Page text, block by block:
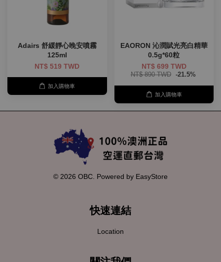
Adairs 舒緩靜心晚安噴霧
125ml
NT$ 519 TWD
加入購物車
EAORON 沁潤賦光亮白精華
0.5g*60粒
NT$ 699 TWD
NT$ 890 TWD -21.5%
加入購物車
© 2026 OBC. Powered by EasyStore
快速連結
Location